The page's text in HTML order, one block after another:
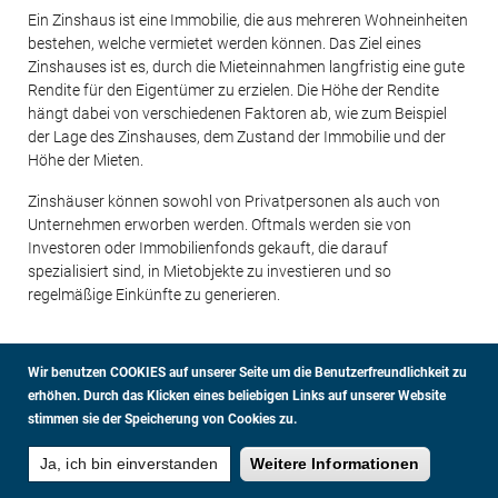
Ein Zinshaus ist eine Immobilie, die aus mehreren Wohneinheiten
bestehen, welche vermietet werden können. Das Ziel eines
Zinshauses ist es, durch die Mieteinnahmen langfristig eine gute
Rendite für den Eigentümer zu erzielen. Die Höhe der Rendite
hängt dabei von verschiedenen Faktoren ab, wie zum Beispiel
der Lage des Zinshauses, dem Zustand der Immobilie und der
Höhe der Mieten.
Zinshäuser können sowohl von Privatpersonen als auch von
Unternehmen erworben werden. Oftmals werden sie von
Investoren oder Immobilienfonds gekauft, die darauf
spezialisiert sind, in Mietobjekte zu investieren und so
regelmäßige Einkünfte zu generieren.
FUSSBEREICHSMENÜ
DATENSCHUTZ IMPRESSUM
© EXPLOREAL
Wir benutzen COOKIES auf unserer Seite um die Benutzerfreundlichkeit zu
erhöhen. Durch das Klicken eines beliebigen Links auf unserer Website
stimmen sie der Speicherung von Cookies zu.
Ja, ich bin einverstanden Weitere Informationen